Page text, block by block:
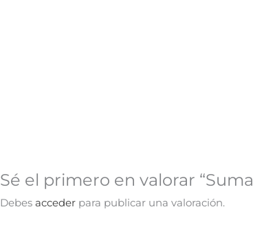
Sé el primero en valorar
Debes acceder para publicar una valoración.